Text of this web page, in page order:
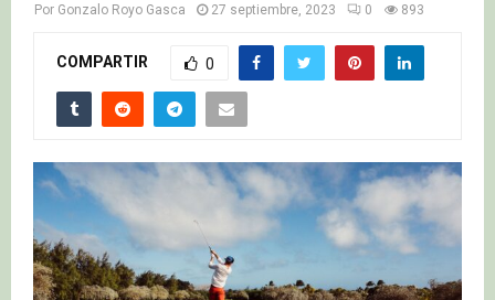
Por Gonzalo Royo Gasca 27 septiembre, 2023 0 893
COMPARTIR 0